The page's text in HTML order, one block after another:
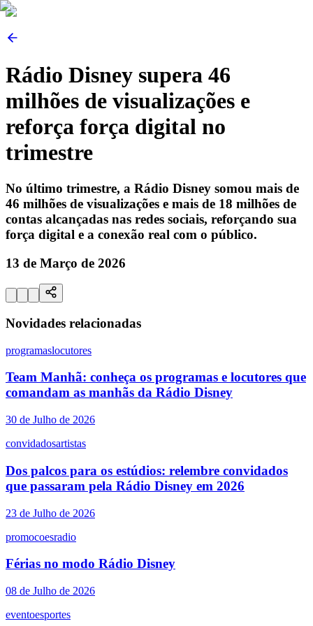
Rádio Disney supera 46
milhões de visualizações e
reforça força digital no
trimestre
No último trimestre, a Rádio Disney somou mais de
46 milhões de visualizações e mais de 18 milhões de
contas alcançadas nas redes sociais, reforçando sua
força digital e a conexão real com o público.
13 de Março de 2026
Novidades relacionadas
programaslocutores
Team Manhã: conheça os programas e locutores que
comandam as manhãs da Rádio Disney
30 de Julho de 2026
convidadosartistas
Dos palcos para os estúdios: relembre convidados
que passaram pela Rádio Disney em 2026
23 de Julho de 2026
promocoesradio
Férias no modo Rádio Disney
08 de Julho de 2026
eventoesportes